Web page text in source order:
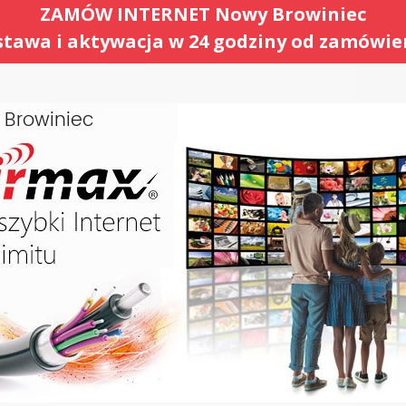
ZAMÓW INTERNET Nowy Browiniec
i aktywacja w 24 godziny od